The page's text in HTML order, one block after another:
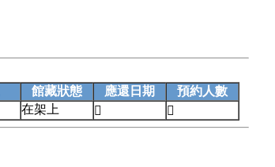
館藏狀態 應還日期
預約人數
在架上  